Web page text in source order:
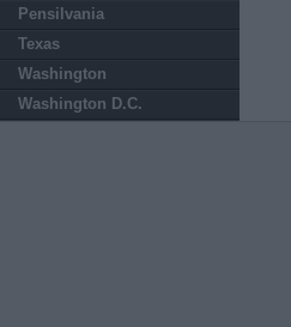
Pensilvania
Texas
Washington
Washington D.C.